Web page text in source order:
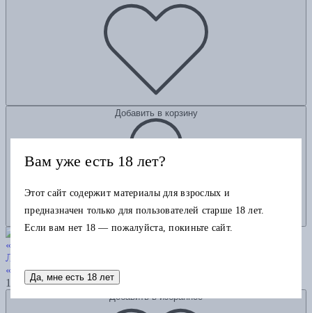
Добавить в корзину
Любовь — не чувство. Как выбрать того, с которым будет
«долго»
1200
Добавить в избранное
Вам уже есть 18 лет?
Этот сайт содержит материалы для взрослых и
предназначен только для пользователей старше 18 лет.
Если вам нет 18 — пожалуйста, покиньте сайт.
Да, мне есть 18 лет